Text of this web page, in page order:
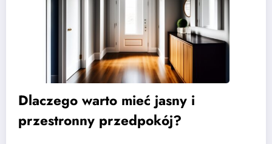
Dlaczego warto mieć jasny i
przestronny przedpokój?